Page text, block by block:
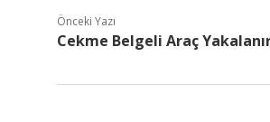
Önceki Yazı
Cekme Belgeli Araç